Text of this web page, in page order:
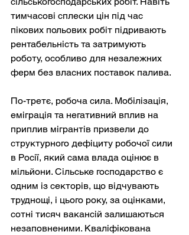
тимчасові сплески цін під час
пікових польових робіт підривають
рентабельність та затримують
роботу, особливо для незалежних
ферм без власних поставок палива.
По-третє, робоча сила. Мобілізація,
еміграція та негативний вплив на
приплив мігрантів призвели до
структурного дефіциту робочої сили
в Росії, який сама влада оцінює в
мільйони. Сільське господарство є
одним із секторів, що відчувають
труднощі, і цього року, за оцінками,
сотні тисяч вакансій залишаються
незаповненими. Кваліфікована